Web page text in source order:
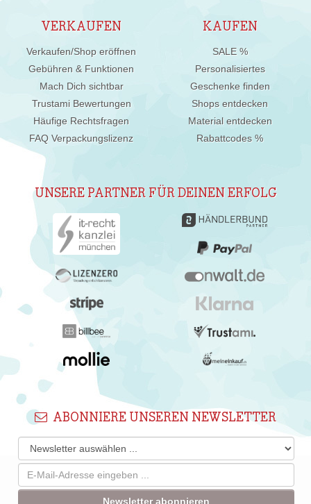
VERKAUFEN
Verkaufen/Shop eröffnen
Gebühren & Funktionen
Mach Dich sichtbar
Trustami Bewertungen
Häufige Rechtsfragen
FAQ Verpackungslizenz
KAUFEN
SALE %
Personalisiertes
Geschenke finden
Shops entdecken
Material entdecken
Rabattcodes %
UNSERE PARTNER FÜR DEINEN ERFOLG
ABONNIERE UNSEREN NEWSLETTER
Newsletter abonnieren